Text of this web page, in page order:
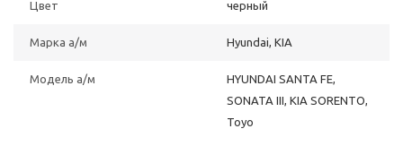
Цвет черный
Марка а/м Hyundai, KIA
Модель а/м
HYUNDAI SANTA FE,
SONATA III, KIA SORENTO,
Toyo